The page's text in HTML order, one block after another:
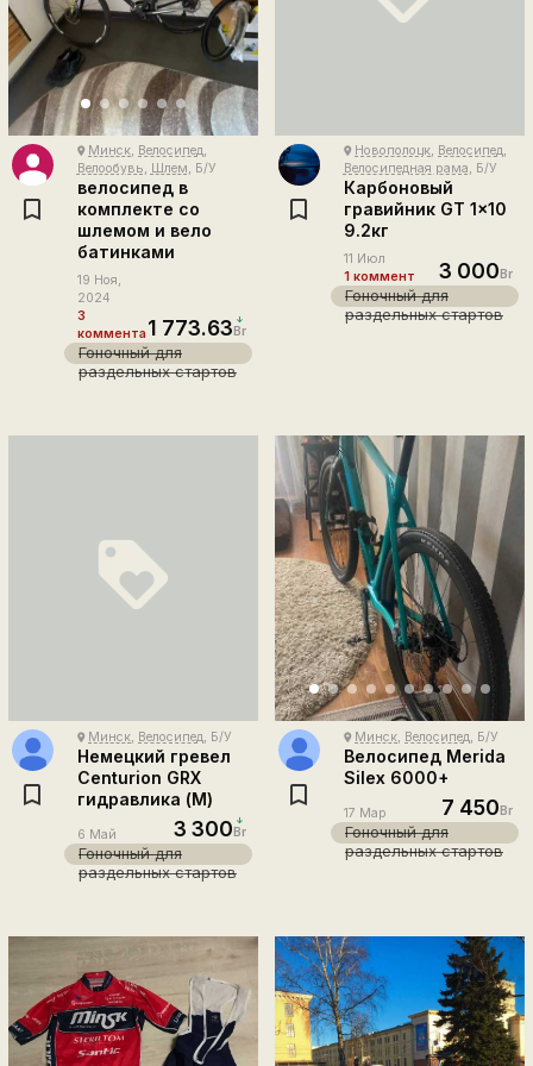
place Минск, Велосипед,
Велообувь, Шлем, Б/У
велосипед в
комплекте со
шлемом и вело
батинками
19 Ноя,
2024
3
коммента 1 773.63 Br
Гоночный для
раздельных стартов
place Новополоцк, Велосипед,
Велосипедная рама, Б/У
Карбоновый
гравийник GT 1x10
9.2кг
11 Июл
1 коммент
3 000 Br
Гоночный для
раздельных стартов
loyalty
place Минск, Велосипед, Б/У
Немецкий гревел
Centurion GRX
гидравлика (M)
6 Май 3 300Br
Гоночный для
раздельных стартов
place Минск, Велосипед, Б/У
Велосипед Merida
Silex 6000+
17 Мар 7 450Br
Гоночный для
раздельных стартов